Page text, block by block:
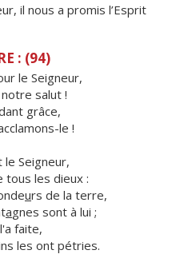
il nous a promis l’Esprit
: (94)
le Seigneur,
salut !
grâce,
le !
le Seigneur,
tous les dieux :
urs de la terre,
agnes sont à lui ;
faite,
les ont pétries.